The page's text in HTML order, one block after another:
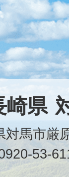
崎県
対馬市
53-